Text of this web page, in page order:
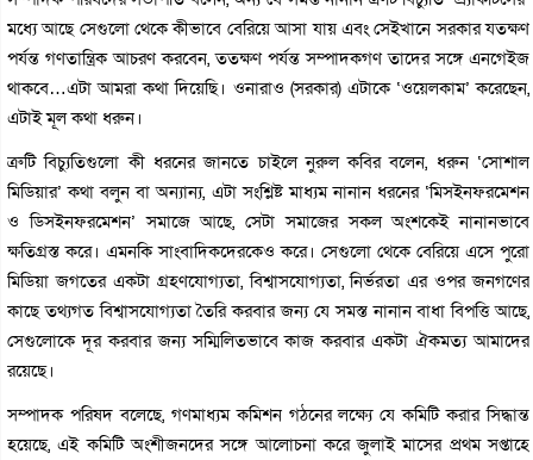
মধ্যে আছে সেগুলো থেকে কীভাবে বেরিয়ে আসা যায় এবং সেইখানে সরকার যতক্ষণ
পর্যন্ত গণতান্ত্রিক আচরণ করবেন, ততক্ষণ পর্যন্ত সম্পাদকগণ তাদের সঙ্গে এনগেইজ
থাকবে…এটা আমরা কথা দিয়েছি। ওনারাও (সরকার) এটাকে ‘ওয়েলকাম’ করেছেন,
এটাই মূল কথা ধরুন।
ত্রুটি বিচ্যুতিগুলো কী ধরনের জানতে চাইলে নুরুল কবির বলেন, ধরুন ‘সোশাল
মিডিয়ার’ কথা বলুন বা অন্যান্য, এটা সংশ্লিষ্ট মাধ্যম নানান ধরনের ‘মিসইনফরমেশন
ও ডিসইনফরমেশন’ সমাজে আছে, সেটা সমাজের সকল অংশকেই নানানভাবে
ক্ষতিগ্রস্ত করে। এমনকি সাংবাদিকদেরকেও করে। সেগুলো থেকে বেরিয়ে এসে পুরো
মিডিয়া জগতের একটা গ্রহণযোগ্যতা, বিশ্বাসযোগ্যতা, নির্ভরতা এর ওপর জনগণের
কাছে তথ্যগত বিশ্বাসযোগ্যতা তৈরি করবার জন্য যে সমস্ত নানান বাধা বিপত্তি আছে,
সেগুলোকে দূর করবার জন্য সম্মিলিতভাবে কাজ করবার একটা ঐকমত্য আমাদের
রয়েছে।
সম্পাদক পরিষদ বলেছে, গণমাধ্যম কমিশন গঠনের লক্ষ্যে যে কমিটি করার সিদ্ধান্ত
হয়েছে, এই কমিটি অংশীজনদের সঙ্গে আলোচনা করে জুলাই মাসের প্রথম সপ্তাহে